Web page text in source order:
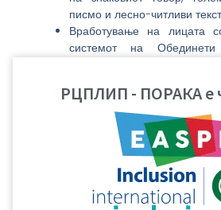
писмо и лесно-читливи
Вработување на лицата
системот на
(е) Да се олесни
истражување и пристап до
сознанија, и каде е
пристапот до и
асистивни технологии, меѓу
трансфер на технологии.
РЦПЛИП - ПОРАКА е